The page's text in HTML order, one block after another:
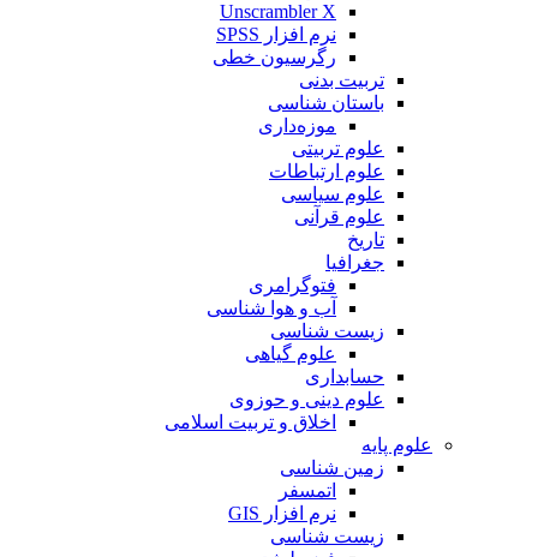
Unscrambler X
نرم افزار SPSS
رگرسیون خطی
تربیت بدنی
باستان شناسی
موزه‌داری
علوم تربیتی
علوم ارتباطات
علوم سیاسی
علوم قرآنی
تاریخ
جغرافیا
فتوگرامری
آب و هوا شناسی
زیست شناسی
علوم گیاهی
حسابداری
علوم دینی و حوزوی
اخلاق و تربیت اسلامی
علوم پایه
زمین شناسی
اتمسفر
نرم افزار GIS
زیست شناسی